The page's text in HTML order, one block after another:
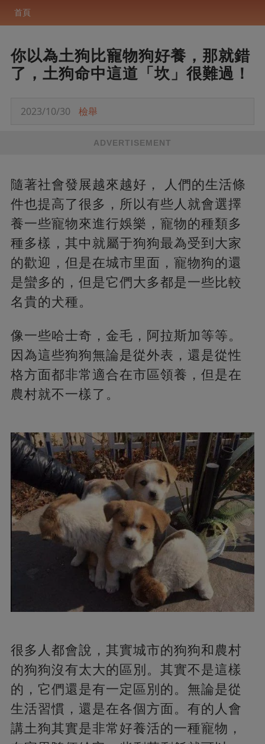
首頁
你以為土狗比寵物狗好養，那就錯
了，土狗命中這道「坎」很難過！
2023/10/30 檢舉
ADVERTISEMENT
隨著社會發展越來越好， 人們的生活條
件也提高了很多，所以有些人就會選擇
養一些寵物來進行娛樂，寵物的種類多
種多樣，其中就屬于狗狗最為受到大家
的歡迎，但是在城市里面，寵物狗的還
是蠻多的，但是它們大多都是一些比較
名貴的犬種。
像一些哈士奇，金毛，阿拉斯加等等。
因為這些狗狗無論是從外表，還是從性
格方面都非常適合在市區領養，但是在
農村就不一樣了。
很多人都會說，其實城市的狗狗和農村
的狗狗沒有太大的區別。其實不是這樣
的，它們還是有一定區別的。無論是從
生活習慣，還是在各個方面。有的人會
講土狗其實是非常好養活的一種寵物，